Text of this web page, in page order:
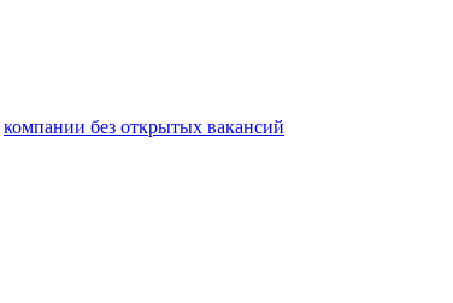
компании без открытых вакансий